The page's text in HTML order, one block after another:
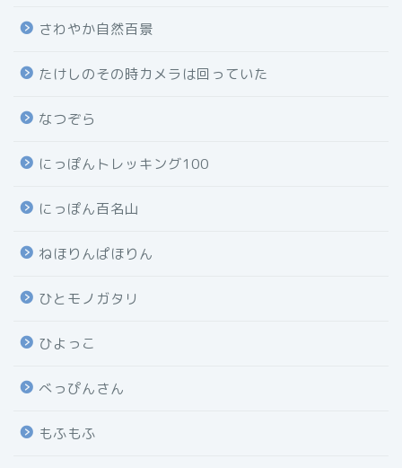
さわやか自然百景
たけしのその時カメラは回っていた
なつぞら
にっぽんトレッキング100
にっぽん百名山
ねほりんぱほりん
ひとモノガタリ
ひよっこ
べっぴんさん
もふもふ